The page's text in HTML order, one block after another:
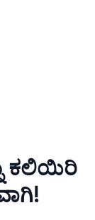
ಕಲಿಯಿರಿ